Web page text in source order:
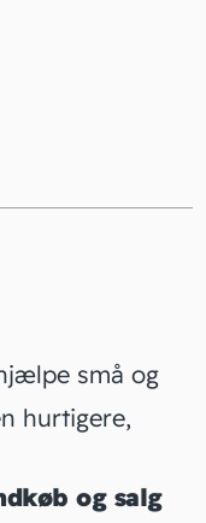
små og
hurtigere,
og salg